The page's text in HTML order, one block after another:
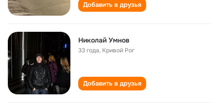
Добавить в друзья
Николай Умнов
33 года, Кривой Рог
Добавить в друзья